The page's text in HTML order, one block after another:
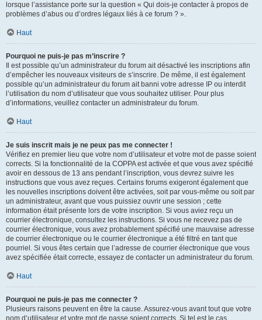
lorsque l’assistance porte sur la question « Qui dois-je contacter à propos de
problèmes d’abus ou d’ordres légaux liés à ce forum ? ».
Haut
Pourquoi ne puis-je pas m’inscrire ?
Il est possible qu’un administrateur du forum ait désactivé les inscriptions afin
d’empêcher les nouveaux visiteurs de s’inscrire. De même, il est également
possible qu’un administrateur du forum ait banni votre adresse IP ou interdit
l’utilisation du nom d’utilisateur que vous souhaitez utiliser. Pour plus
d’informations, veuillez contacter un administrateur du forum.
Haut
Je suis inscrit mais je ne peux pas me connecter !
Vérifiez en premier lieu que votre nom d’utilisateur et votre mot de passe soient
corrects. Si la fonctionnalité de la COPPA est activée et que vous avez spécifié
avoir en dessous de 13 ans pendant l’inscription, vous devrez suivre les
instructions que vous avez reçues. Certains forums exigeront également que
les nouvelles inscriptions doivent être activées, soit par vous-même ou soit par
un administrateur, avant que vous puissiez ouvrir une session ; cette
information était présente lors de votre inscription. Si vous aviez reçu un
courrier électronique, consultez les instructions. Si vous ne recevez pas de
courrier électronique, vous avez probablement spécifié une mauvaise adresse
de courrier électronique ou le courrier électronique a été filtré en tant que
pourriel. Si vous êtes certain que l’adresse de courrier électronique que vous
avez spécifiée était correcte, essayez de contacter un administrateur du forum.
Haut
Pourquoi ne puis-je pas me connecter ?
Plusieurs raisons peuvent en être la cause. Assurez-vous avant tout que votre
nom d’utilisateur et votre mot de passe soient corrects. Si tel est le cas,